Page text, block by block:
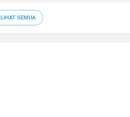
LIHAT SEMUA